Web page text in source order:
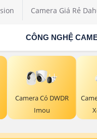
Camera Giá Rẻ
CÔNG NGHỆ
Camera Có DWDR
Imou